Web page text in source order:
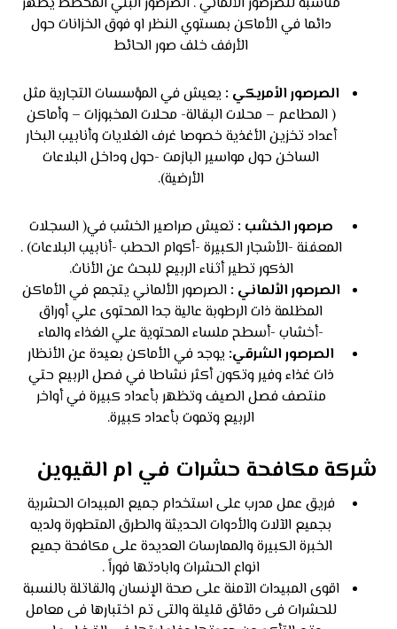
دائما في الأماكن بمستوي النظر او فوق الخزانات حول
الأرفف خلف صور الحائط
الصرصور الأمريكي : يعيش في المؤسسات التجارية مثل
( المطاعم – محلات البقالة- محلات المخبوزات – وأماكن
أعداد تخزين الأغذية خصوصا غرف الغلايات وأنابيب البخار
الساخن حول مواسير البازمت -حول وداخل البلاعات
الأرضية).
صرصور الخشب : تعيش صراصير الخشب في( السجلات
المعفنة -الأشجار الكبيرة -أكوام الحطب -أنابيب البلاعات) .
الذكور تطير أثناء الربيع للبحث عن الأناث.
الصرصور الألماني : الصرصور الألماني يتجمع في الأماكن
المظلمة ذات الرطوبة عالية جدا المحتوى علي أوراق
-أخشاب -أسطح ملساء المحتوية علي الغذاء والماء
الصرصور الشرقي: يوجد في الأماكن بعيدة عن الأنظار
ذات غذاء وفير وتكون أكثر نشاطا في فصل الربيع حتي
منتصف فصل الصيف وتظهر بأعداد كبيرة في أواخر
الربيع وتموت بأعداد كبيرة.
شركة مكافحة حشرات في ام القيوين
فريق عمل مدرب على استخدام جميع المبيدات الحشرية
بجميع الآلات والأدوات الحديثة والطرق المتطورة ولديه
الخبرة الكبيرة والممارسات العديدة على مكافحة جميع
انواع الحشرات وابادتها فوراً .
اقوى المبيدات الآمنة على صحة الإنسان والقاتلة بالنسبة
للحشرات فى دقائق قليلة والتى تم اختبارها فى معامل